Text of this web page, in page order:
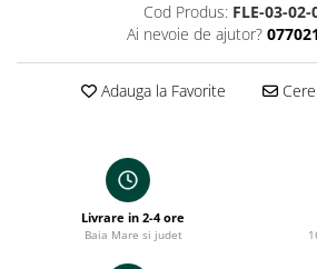
Cod Produs: FLE-03-02-
Ai nevoie de ajutor?
Adauga la Favorite Cere
Livrare in 2-4 ore
Baia Mare si judet